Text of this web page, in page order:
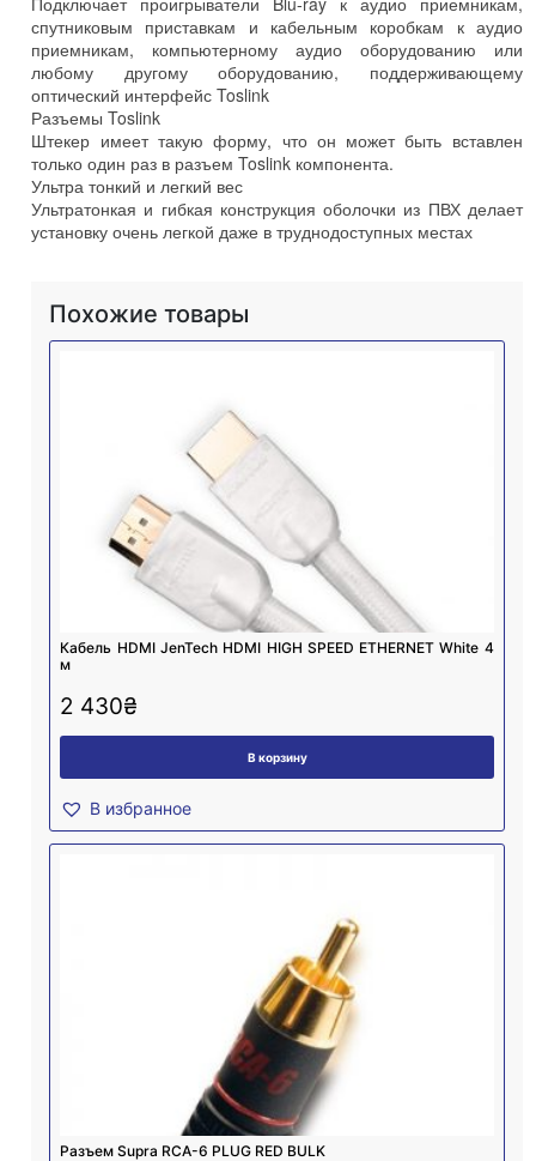
спутниковым приставкам и кабельным коробкам к аудио
приемникам, компьютерному аудио оборудованию или
любому другому оборудованию, поддерживающему
оптический интерфейс Toslink
Разъемы Toslink
Штекер имеет такую форму, что он может быть вставлен
только один раз в разъем Toslink компонента.
Ультра тонкий и легкий вес
Ультратонкая и гибкая конструкция оболочки из ПВХ делает
установку очень легкой даже в труднодоступных местах
Похожие товары
Кабель HDMI JenTech HDMI HIGH SPEED ETHERNET White 4
м
2 430₴
В корзину
В избранное
Разъем Supra RCA-6 PLUG RED BULK